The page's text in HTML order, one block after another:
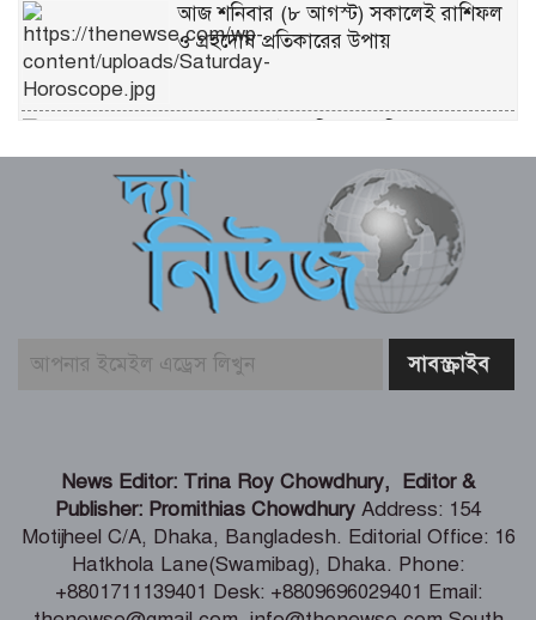
আজ শনিবার (৮ আগস্ট) সকালেই রাশিফল
ও গ্রহদোষ প্রতিকারের উপায়
ইতিহাসের এইদিনে
পেটে ঢুকিয়ে ইয়াবা পাচারের চেষ্টা,আটক
গাজীপুরের তরুণী
টেপ বল ক্রিকেটকে রাষ্ট্রীয় স্বীকৃতি দেওয়ার
উদ্যোগ নেওয়া হবে – যুব ও ক্রীড়া প্রতিমন্ত্রী
চট্টগ্রাম আসছেন প্রধানমন্ত্রী তারেক রহমান
News Editor: Trina Roy Chowdhury, Editor &
Publisher: Promithias Chowdhury Address: 154
Motijheel C/A, Dhaka, Bangladesh. Editorial Office: 16
Hatkhola Lane(Swamibag), Dhaka. Phone:
+8801711139401 Desk: +8809696029401 Email: